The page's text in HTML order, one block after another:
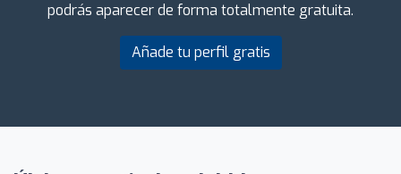
podrás aparecer de forma totalmente gratuita.
Añade tu perfil gratis